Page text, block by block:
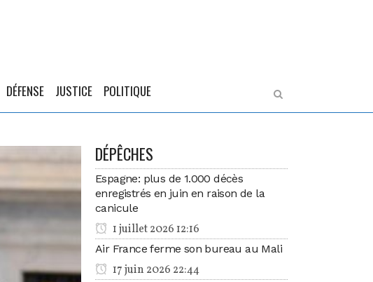
DÉFENSE JUSTICE POLITIQUE
DÉPÊCHES
Espagne: plus de 1.000 décès
enregistrés en juin en raison de la
canicule
1 juillet 2026 12:16
Air France ferme son bureau au Mali
17 juin 2026 22:44